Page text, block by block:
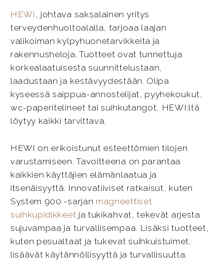
HEWI , johtava saksalainen yritys
terveydenhuoltoalalla, tarjoaa laajan
valikoiman kylpyhuonetarvikkeita ja
rakennusheloja. Tuotteet ovat tunnettuja
korkealaatuisesta suunnittelustaan,
laadustaan ja kestävyydestään. Olipa
kyseessä saippua-annostelijat, pyyhekoukut,
wc-paperitelineet tai suihkutangot, HEWI:ltä
löytyy kaikki tarvittava.
HEWI on erikoistunut esteettömien tilojen
varustamiseen. Tavoitteena on parantaa
kaikkien käyttäjien elämänlaatua ja
itsenäisyyttä. Innovatiiviset ratkaisut, kuten
System 900 -sarjan magneettiset
suihkupidikkeet ja tukikahvat, tekevät arjesta
sujuvampaa ja turvallisempaa. Lisäksi tuotteet,
kuten pesualtaat ja tukevat suihkuistuimet,
lisäävät käytännöllisyyttä ja turvallisuutta.